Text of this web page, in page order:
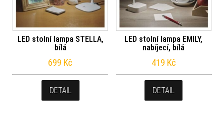
LED stolní lampa STELLA,
bílá
699 Kč
DETAIL
LED stolní lampa EMILY,
nabíjecí, bílá
419 Kč
DETAIL